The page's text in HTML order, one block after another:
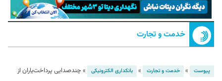
خدمت و تجارت
پیوست » خدمت و تجارت » بانکداری الکترونیکی » چندصدایی پرداخت‌یاران از